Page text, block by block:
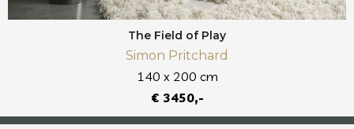
The Field of Play
Simon Pritchard
140 x 200 cm
€ 3450,-